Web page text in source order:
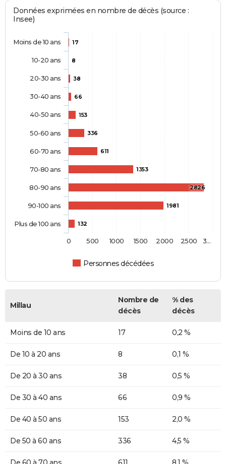
Données exprimées en nombre de décès (source :
Insee)
17
8
38
66
153
336
611
1353
2826
1981
132
Personnes décédées
Moins de 10 ans
10-20 ans
20-30 ans
30-40 ans
40-50 ans
50-60 ans
60-70 ans
70-80 ans
80-90 ans
90-100 ans
Plus de 100 ans
0 500 1000 1500 2000 2500 3…
Millau
Nombre de
décès
% des
décès
Moins de 10 ans 17 0,2 %
De 10 à 20 ans 8 0,1 %
De 20 à 30 ans 38 0,5 %
De 30 à 40 ans 66 0,9 %
De 40 à 50 ans 153 2,0 %
De 50 à 60 ans 336 4,5 %